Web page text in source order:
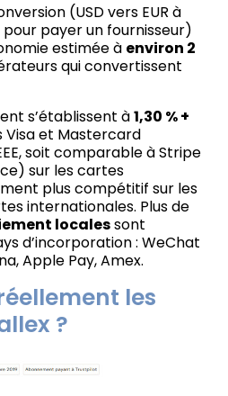
(USD vers EUR à
pour payer un fournisseur)
estimée à environ 2
qui convertissent
s’établissent à1,30 % +
Visa et Mastercard
soit comparable à Stripe
sur les cartes
plus compétitif sur les
internationales. Plus de
localessont
d’incorporation : WeChat
Apple Pay, Amex.
les
?